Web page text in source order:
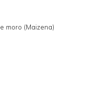
moro (Maizena)